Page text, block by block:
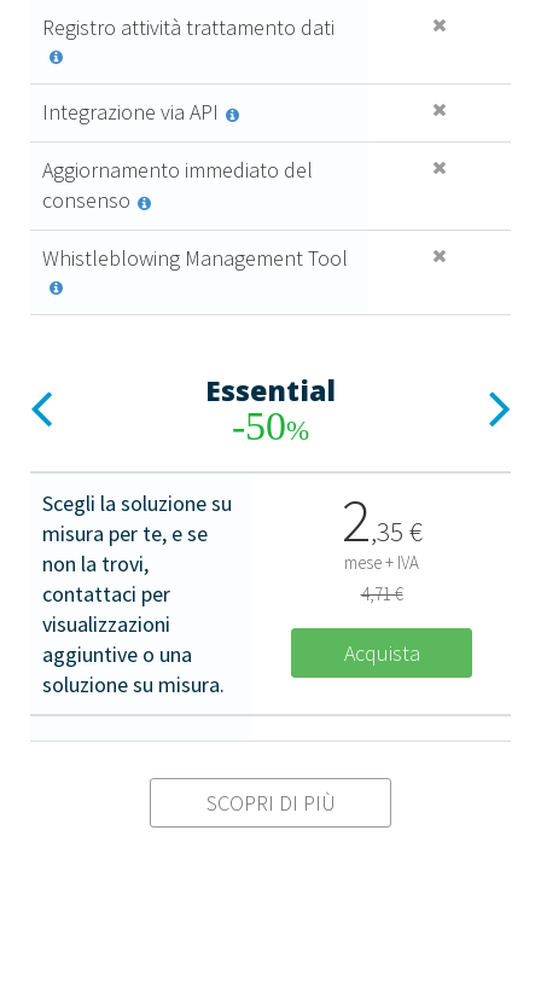
Registro attività trattamento dati
Integrazione via API
Aggiornamento immediato del
consenso
Whistleblowing Management Tool
Essential
-50%
Scegli la soluzione su
misura per te, e se
non la trovi,
contattaci per
visualizzazioni
aggiuntive o una
soluzione su misura.
2,35 €
mese + IVA
4,71 €
Acquista
SCOPRI DI PIÙ